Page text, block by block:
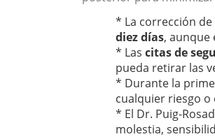
* La corrección
diez días, aunque
* Las citas de
pueda retirar las
* Durante la
cualquier riesgo o
* El Dr. Puig-
molestia,